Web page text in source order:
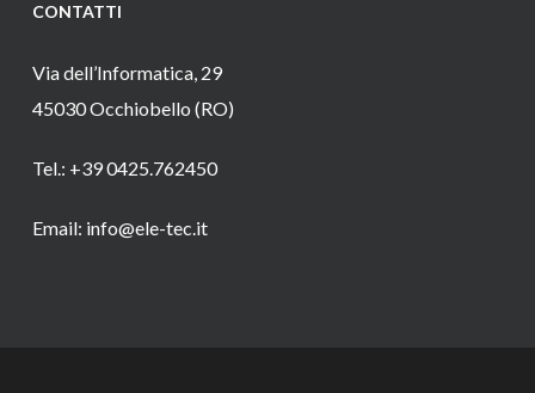
CONTATTI
Via dell’Informatica, 29
45030 Occhiobello (RO)
Tel.: +39 0425.762450
Email: info@ele-tec.it